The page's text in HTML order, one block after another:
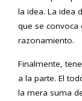
la idea. La idea
que se convoca
razonamiento.
Finalmente,
a la parte. El
la mera suma